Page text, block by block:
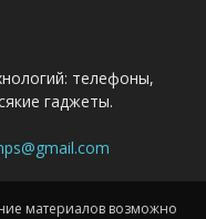
телефоны,
гаджеты.
материалов возможно